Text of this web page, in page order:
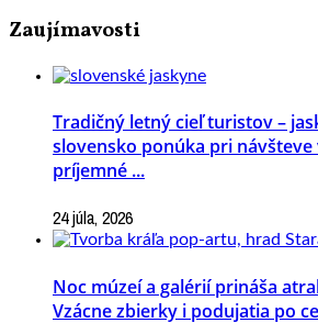
Zaujímavosti
Tradičný letný cieľ turistov –
slovensko ponúka pri návšteve
príjemné ...
24 júla, 2026
Noc múzeí a galérií prináša
Vzácne zbierky i podujatia po